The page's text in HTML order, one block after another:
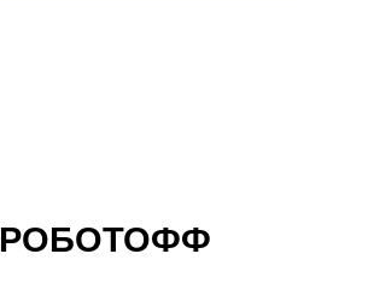
РОБОТОФФ